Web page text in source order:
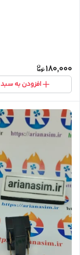
180,000
افزودن به سبد